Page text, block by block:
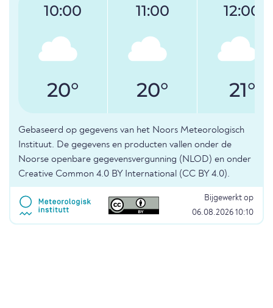
10:00
20°
11:00
20°
12:00
21°
Gebaseerd op gegevens van het Noors Meteorologisch
Instituut. De gegevens en producten vallen onder de
Noorse openbare gegevensvergunning (NLOD) en onder
Creative Common 4.0 BY International (CC BY 4.0).
Bijgewerkt op
06.08.2026 10:10